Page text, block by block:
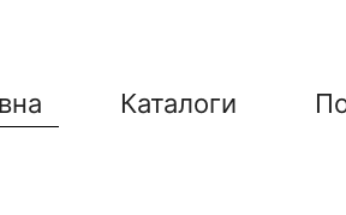
Каталоги